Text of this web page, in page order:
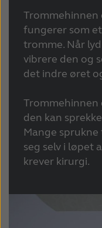
Trommehinnen
fungerer som
tromme. Når
vibrere den og
det indre øret
Trommehinnen
den kan
Mange
seg selv i løpet
krever kirurgi.